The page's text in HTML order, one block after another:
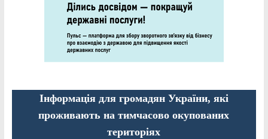
Інформація для громадян України, які
проживають на тимчасово окупованих
територіях